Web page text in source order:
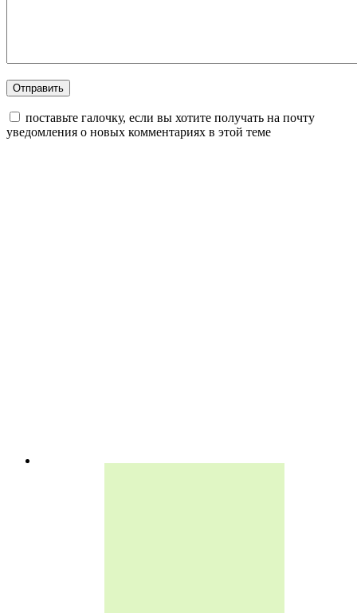
поставьте галочку, если вы хотите получать на почту
уведомления о новых комментариях в этой теме